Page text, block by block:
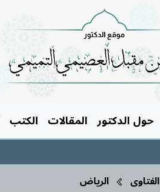
حول الدكتور المقالات الكتب
الفتاوى الرياض